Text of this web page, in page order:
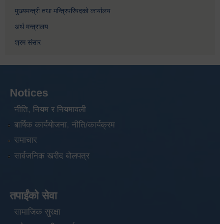
मुख्यमन्त्री तथा मन्त्रिपरिषदको कार्यालय
अर्थ मन्त्रालय
श्रम संसार
Notices
नीति, नियम र नियमावली
बार्षिक कार्ययोजना, नीति/कार्यक्रम
समाचार
सार्वजनिक खरीद बोलपत्र
तपाईंको सेवा
सामाजिक सुरक्षा